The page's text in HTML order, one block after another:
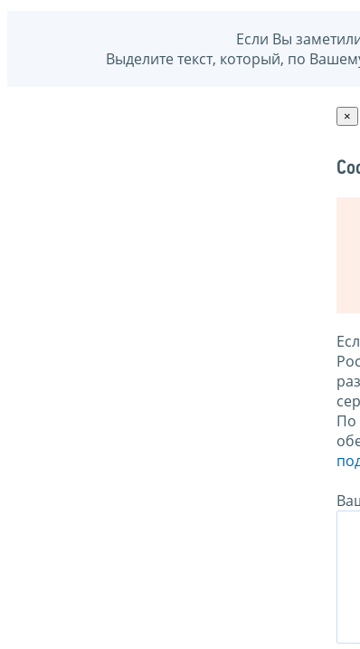
Если Вы
Выделите текст, который, по
×
По